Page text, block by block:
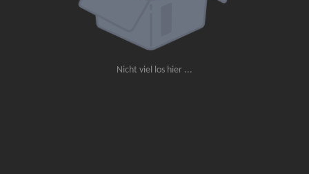
Nicht viel los hier ...